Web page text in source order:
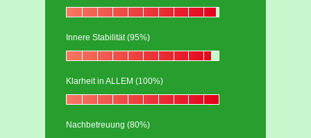
Innere Stabilität (95%)
Klarheit in ALLEM (100%)
Nachbetreuung (80%)